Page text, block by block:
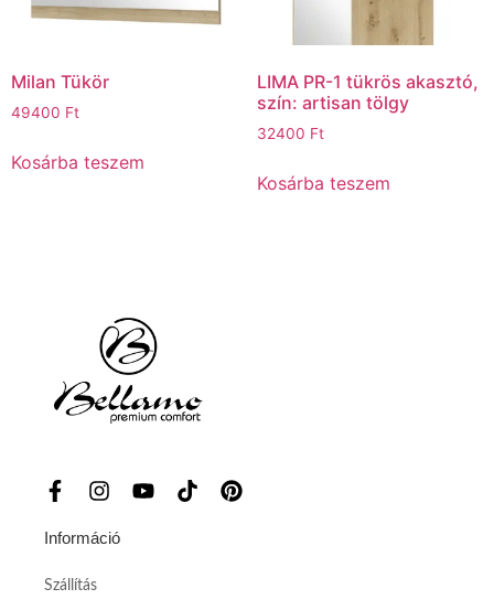
Milan Tükör
49400 Ft
Kosárba teszem
LIMA PR-1 tükrös akasztó,
szín: artisan tölgy
32400 Ft
Kosárba teszem
Információ
Szállítás